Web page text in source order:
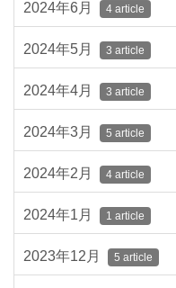
2024年6月 4 article
2024年5月 3 article
2024年4月 3 article
2024年3月 5 article
2024年2月 4 article
2024年1月 1 article
2023年12月 5 article